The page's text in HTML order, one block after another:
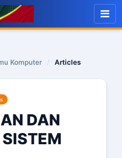
Komputer
/ Articles
DAN